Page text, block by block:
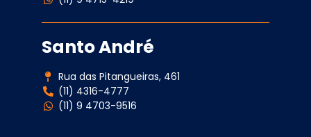
Santo André
Rua das Pitangueiras, 461
(11) 4316-4777
(11) 9 4703-9516